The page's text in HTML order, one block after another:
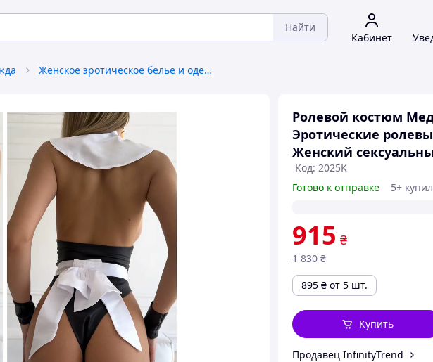
Найти
Кабинет
Женское эротическое белье и одежда
Ролевой костюм
Эротические
Женский
Код: 2025K
Готово к отправке
5+
915 ₴
1 830 ₴
895 ₴ от 5 шт.
Купить
Продавец InfinityTrend